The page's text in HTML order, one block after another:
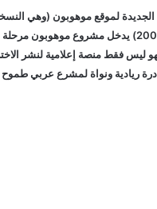
لموقع موهوبون (وهي النسخة
الموقع في العام 2007) يدخل مشروع
ليس فقط منصة إعلامية لنشر
ريادية ونواة لمشرع عربي طموح